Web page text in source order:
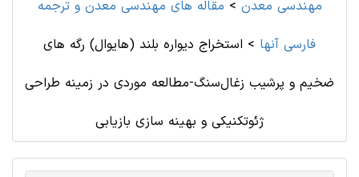
مهندسی معدن > مقاله های مهندسی معدن و ترجمه
فارسی آنها > استخراج دیواره بلند (هایوال) رگه های
ضخیم و پرشیب زغال‌سنگ-مطالعه موردی در زمینه طراحی
ژئوتکنیکی و بهینه سازی بازیابی